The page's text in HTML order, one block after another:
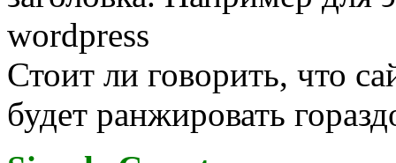
wordpress
Стоит ли говорить, что
будет ранжировать